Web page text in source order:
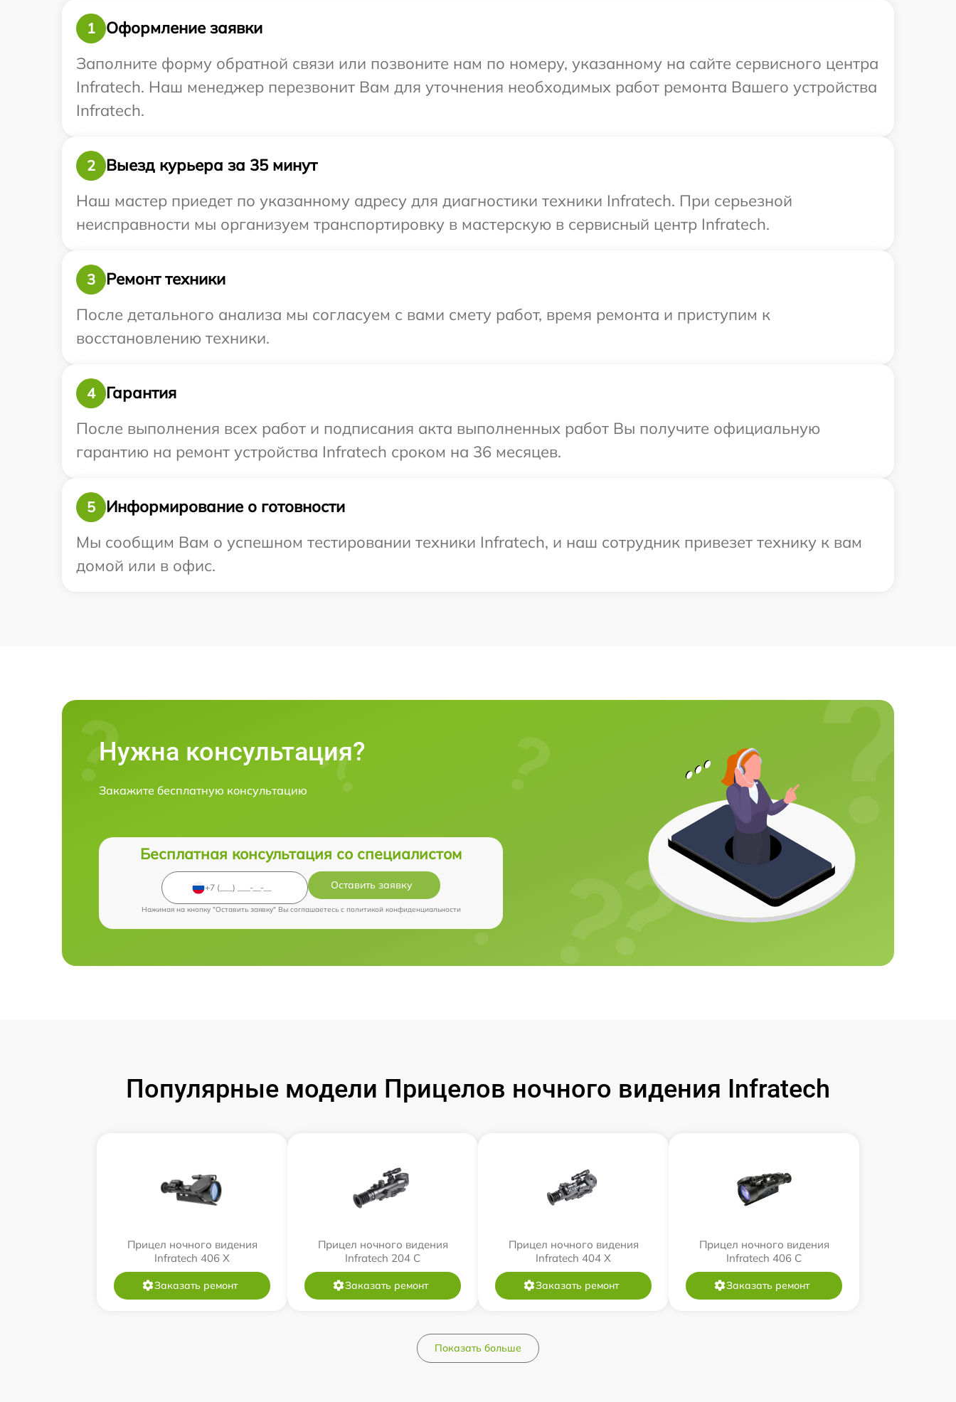
1
Оформление заявки
Заполните форму обратной связи или позвоните нам по номеру, указанному на сайте сервисного центра
Infratech. Наш менеджер перезвонит Вам для уточнения необходимых работ ремонта Вашего устройства
Infratech.
2
Выезд курьера за 35 минут
Наш мастер приедет по указанному адресу для диагностики техники Infratech. При серьезной
неисправности мы организуем транспортировку в мастерскую в сервисный центр Infratech.
3
Ремонт техники
После детального анализа мы согласуем с вами смету работ, время ремонта и приступим к
восстановлению техники.
4
Гарантия
После выполнения всех работ и подписания акта выполненных работ Вы получите официальную
гарантию на ремонт устройства Infratech сроком на 36 месяцев.
5
Информирование о готовности
Мы сообщим Вам о успешном тестировании техники Infratech, и наш сотрудник привезет технику к вам
домой или в офис.
Нужна консультация?
Закажите бесплатную консультацию
Бесплатная консультация со специалистом
Оставить заявку
Нажимая на кнопку "Оставить заявку" Вы соглашаетесь c политикой конфиденциальности
Популярные модели Прицелов ночного видения Infratech
Прицел ночного видения
Infratech 406 Х
Заказать ремонт
Прицел ночного видения
Infratech 204 С
Заказать ремонт
Прицел ночного видения
Infratech 404 Х
Заказать ремонт
Прицел ночного видения
Infratech 406 С
Заказать ремонт
Показать больше